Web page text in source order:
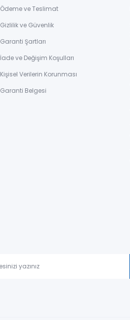
Ödeme ve Teslimat
Gizlilik ve Güvenlik
Garanti Şartları
İade ve Değişim Koşulları
Kişisel Verilerin Korunması
Garanti Belgesi